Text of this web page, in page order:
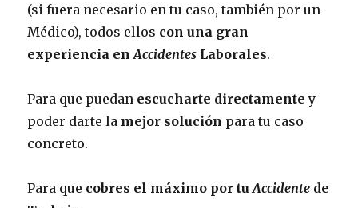
(si fuera necesario en tu caso, también por un
Médico), todos ellos con una gran
experiencia enAccidentes Laborales.
Para que puedan escucharte directamente y
poder darte la mejor solución para tu caso
concreto.
Para que cobres el máximo por tuAccidente de